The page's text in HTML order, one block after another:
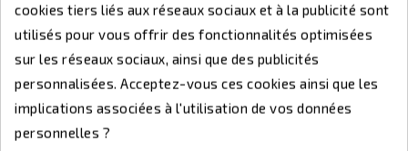
Amélioration continue grâce à l’analyse de
vos retours.
Simplicité
Navigation claire
cookies tiers liés aux réseaux sociaux et à la publicité sont
utilisés pour vous offrir des fonctionnalités optimisées
sur les réseaux sociaux, ainsi que des publicités
personnalisées. Acceptez-vous ces cookies ainsi que les
implications associées à l'utilisation de vos données
personnelles ?